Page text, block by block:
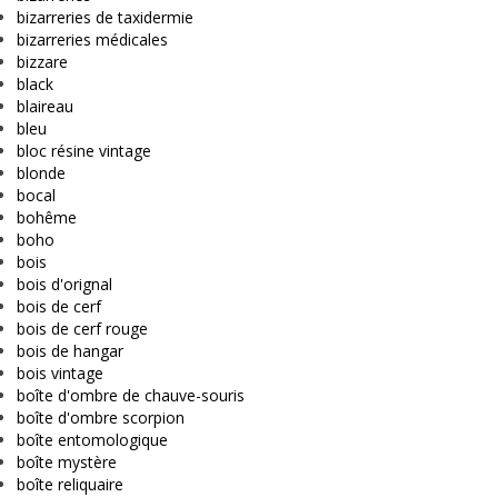
bizarreries de taxidermie
bizarreries médicales
bizzare
black
blaireau
bleu
bloc résine vintage
blonde
bocal
bohême
boho
bois
bois d'orignal
bois de cerf
bois de cerf rouge
bois de hangar
bois vintage
boîte d'ombre de chauve-souris
boîte d'ombre scorpion
boîte entomologique
boîte mystère
boîte reliquaire